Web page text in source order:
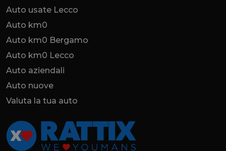
Auto usate Lecco
Auto km0
Auto km0 Bergamo
Auto km0 Lecco
Auto aziendali
Auto nuove
Valuta la tua auto